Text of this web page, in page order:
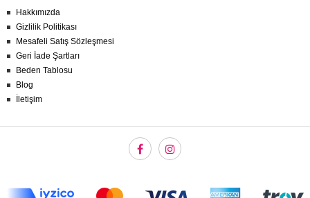
Hakkımızda
Gizlilik Politikası
Mesafeli Satış Sözleşmesi
Geri İade Şartları
Beden Tablosu
Blog
İletişim